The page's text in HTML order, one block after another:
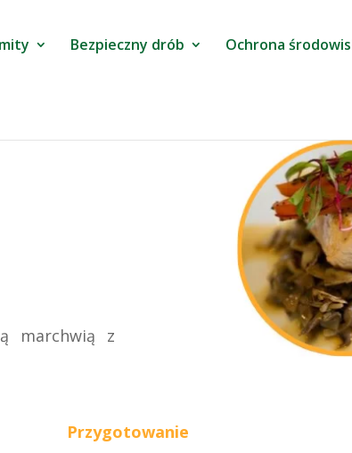
Bezpieczny drób Ochrona
marchwią z
Przygotowanie